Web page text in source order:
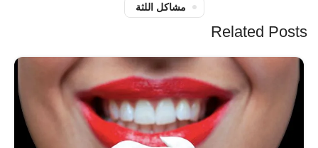
مشاكل اللثة
Related Posts